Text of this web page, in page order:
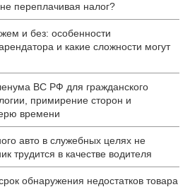
переплачивая налог?
и без: особенности
и какие сложности могут
ВС РФ для гражданского
примирение сторон и
времени
авто в служебных целях не
трудится в качестве водителя
обнаружения недостатков товара